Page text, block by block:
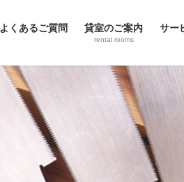
よくあるご質問 貸室のご案内
rental rooms
サー